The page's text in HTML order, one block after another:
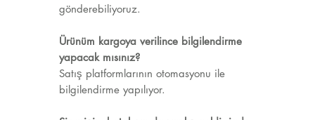
gönderebiliyoruz.
Ürünüm kargoya verilince bilgilendirme
yapacak mısınız?
Satış platformlarının otomasyonu ile
bilgilendirme yapılıyor.